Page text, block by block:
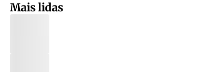
Mais lidas